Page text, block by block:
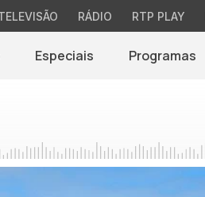
RÁDIO RTP PLAY
Especiais Programas